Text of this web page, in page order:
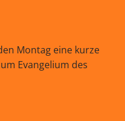
Montag eine kurze
Evangelium des